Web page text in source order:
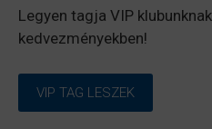
Legyen tagja VIP
kedvezményekben!
VIP TAG LESZEK